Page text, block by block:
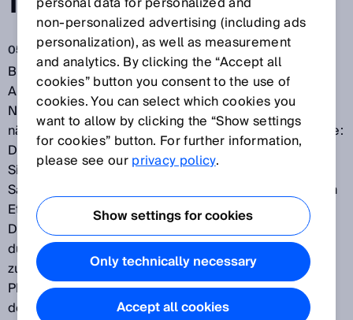
05.02.2018
Bisher wurde funktionale Sicherheitstechnik in der
Automatisierung von Feldbussen und Ethernet-
Netzwerken weitgehend getrennt realisiert. Doch die
nächste microScan3-Generation setzt neue Maßstäbe:
Der
microScan3 Core– EtherNet/IP™ ist der erste
Sicherheits-Laserscanner auf dem Markt mit CIP
Safety™ über EtherNet/IP™ und ist mit allen gängigen
EtherNet/IP™-CIP Safety™-Steuerungen kompatibel.
Der neue microScan3 Core – PROFINET ermöglicht
durch das PROFIsafe-Protokoll eine sichere und
zuverlässige Buskommunikation. Mithilfe der
PROFINET-IO-Busanbindung werden alle Signale von
der übergeordneten Steuerung (FSPS) verarbeitet.
non‑personalized advertising (including ads
personalization), as well as measurement
and analytics. By clicking the “Accept all
cookies” button you consent to the use of
cookies. You can select which cookies you
want to allow by clicking the “Show settings
for cookies” button. For further information,
please see ourprivacy policy.
Show settings for cookies
Only technically necessary
Accept all cookies